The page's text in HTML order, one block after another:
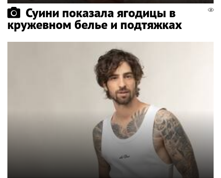
Суини показала ягодицы в
кружевном белье и подтяжках